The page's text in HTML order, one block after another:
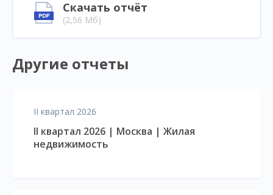
Скачать отчёт
(2,56 Мб)
Другие отчеты
II квартал 2026
II квартал 2026 | Москва | Жилая
недвижимость